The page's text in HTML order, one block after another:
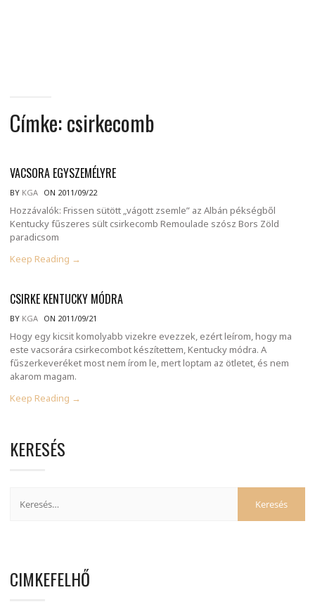
Címke:csirkecomb
VACSORA EGYSZEMÉLYRE
BY KGA ON 2011/09/22
Hozzávalók: Frissen sütött „vágott zsemle” az Albán pékségből
Kentucky fűszeres sült csirkecomb Remoulade szósz Bors Zöld
paradicsom
Keep Reading →
CSIRKE KENTUCKY MÓDRA
BY KGA ON 2011/09/21
Hogy egy kicsit komolyabb vizekre evezzek, ezért leírom, hogy ma
este vacsorára csirkecombot készítettem, Kentucky módra. A
fűszerkeveréket most nem írom le, mert loptam az ötletet, és nem
akarom magam.
Keep Reading →
KERESÉS
CIMKEFELHŐ